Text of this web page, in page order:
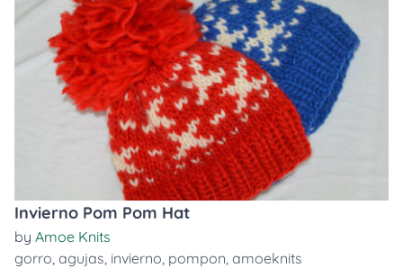
Invierno Pom Pom Hat
by Amoe Knits
gorro, agujas, invierno, pompon, amoeknits